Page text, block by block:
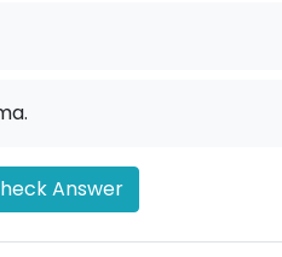
Answer